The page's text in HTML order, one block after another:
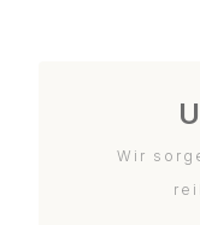
Wir